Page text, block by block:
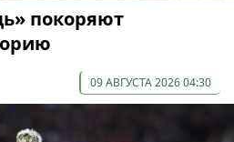
покоряют
09 АВГУСТА 2026 04:30